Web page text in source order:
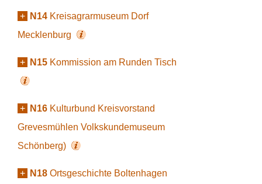
+ N14 Kreisagrarmuseum Dorf
Mecklenburg
+ N15 Kommission am Runden Tisch
+ N16 Kulturbund Kreisvorstand
Grevesmühlen Volkskundemuseum
Schönberg)
+ N18 Ortsgeschichte Boltenhagen